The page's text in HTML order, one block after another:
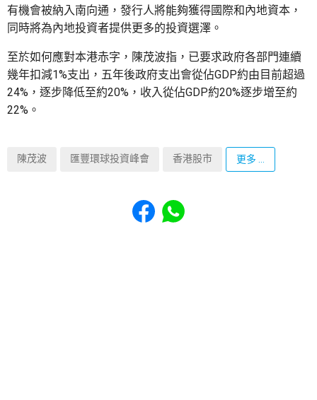
有機會被納入南向通，發行人將能夠獲得國際和內地資本，
同時將為內地投資者提供更多的投資選澤。
至於如何應對本港赤字，陳茂波指，已要求政府各部門連續
幾年扣減1%支出，五年後政府支出會從佔GDP約由目前超過
24%，逐步降低至約20%，收入從佔GDP約20%逐步增至約
22%。
陳茂波 匯豐環球投資峰會 香港股市 更多 ...
Share to Facebook
Share to WhatsApp